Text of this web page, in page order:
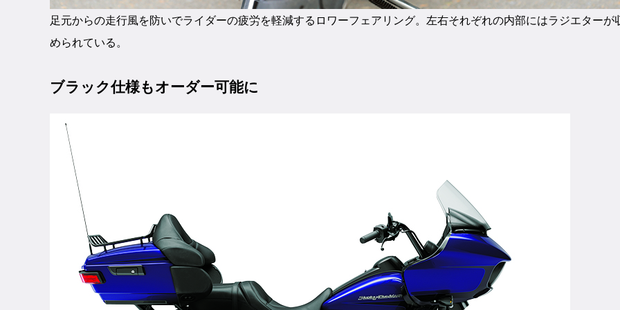
足元からの走行風を防いでライダーの疲労を軽減するロワーフェアリング。左右それぞれの内部にはラジエターが
められている。
ブラック仕様もオーダー可能に